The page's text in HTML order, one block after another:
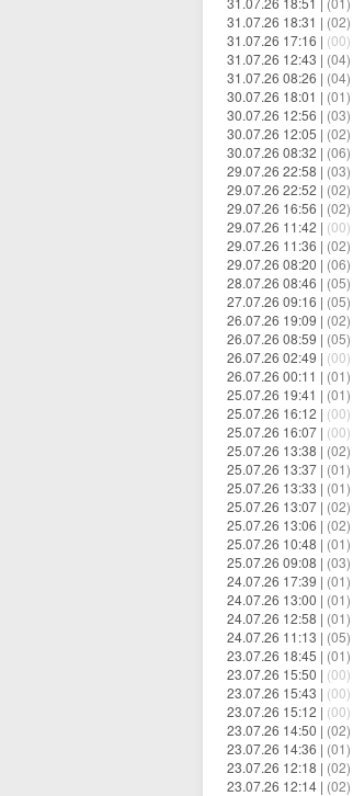
31.07.26 18:31 | (02)
31.07.26 17:16 | (00)
31.07.26 12:43 | (04)
31.07.26 08:26 | (04)
30.07.26 18:01 | (01)
30.07.26 12:56 | (03)
30.07.26 12:05 | (02)
30.07.26 08:32 | (06)
29.07.26 22:58 | (03)
29.07.26 22:52 | (02)
29.07.26 16:56 | (02)
29.07.26 11:42 | (00)
29.07.26 11:36 | (02)
29.07.26 08:20 | (06)
28.07.26 08:46 | (05)
27.07.26 09:16 | (05)
26.07.26 19:09 | (02)
26.07.26 08:59 | (05)
26.07.26 02:49 | (00)
26.07.26 00:11 | (01)
25.07.26 19:41 | (01)
25.07.26 16:12 | (00)
25.07.26 16:07 | (00)
25.07.26 13:38 | (02)
25.07.26 13:37 | (01)
25.07.26 13:33 | (01)
25.07.26 13:07 | (02)
25.07.26 13:06 | (02)
25.07.26 10:48 | (01)
25.07.26 09:08 | (03)
24.07.26 17:39 | (01)
24.07.26 13:00 | (01)
24.07.26 12:58 | (01)
24.07.26 11:13 | (05)
23.07.26 18:45 | (01)
23.07.26 15:50 | (00)
23.07.26 15:43 | (00)
23.07.26 15:12 | (00)
23.07.26 14:50 | (02)
23.07.26 14:36 | (01)
23.07.26 12:18 | (02)
23.07.26 12:14 | (02)